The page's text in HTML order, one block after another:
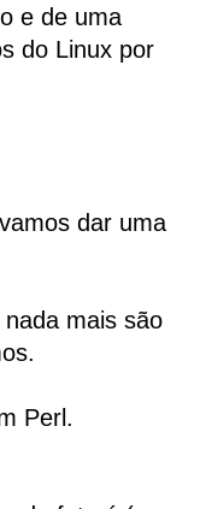
e de uma
do Linux por
dar uma
mais são
Perl.